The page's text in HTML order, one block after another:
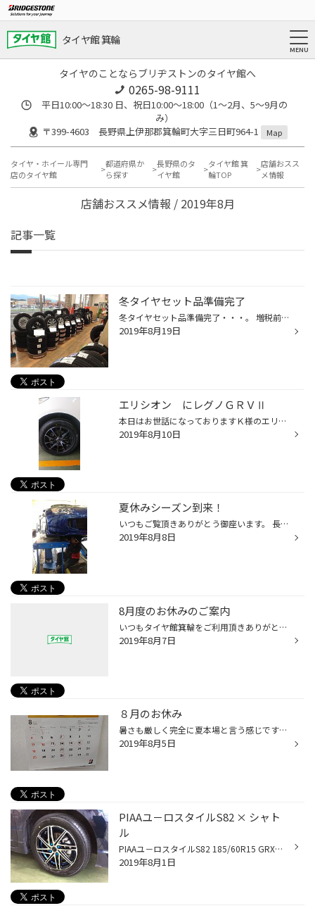
タイヤ館 箕輪
タイヤのことならブリヂストンのタイヤ館へ
0265-98-9111
平日10:00～18:30 日、祝日10:00～18:00（1～2月、5～9月の
み）
〒399-4603 長野県上伊那郡箕輪町大字三日町964-1
Map
タイヤ・ホイール専門
店のタイヤ館
都道府県か
ら探す
長野県のタ
イヤ館
タイヤ館 箕
輪TOP
店舗おスス
メ情報
店舗おススメ情報 / 2019年8月
記事一覧
冬タイヤセット品準備完了
冬タイヤセット品準備完了・・・。 増税前にご検討ください！ 長く安心してご使用いただけるように。 『塩害対策アルミホイール』あります！
2019年8月19日
エリシオン にレグノＧＲＶⅡ
本日はお世話になっておりますＫ様のエリシオンにレグノＧＲＶⅡにアルミホイールのセットでご購入頂きました！！ ホイールはシュナイダーＤＲ01 ブラックブルークリア。ブラックのジュラルミンﾅｯﾄがアクセントです。 もちろんアライメントもしっかり施工させて頂きました！！ Ｋ様ありがとう御座い...
2019年8月10日
夏休みシーズン到来！
いつもご覧頂きありがとう御座います。 長かった梅雨もやっと明け、いよいよ夏休みのシーズンですね！ 帰省やお出掛けの予定の方も沢山いらっしゃるのではないでしょうか？ 楽しい思い出作りが愛車・タイヤのトラブルで台無しになっては大変！ タイヤ館の無料安全点検で賢く準備して安心・安全にお...
2019年8月8日
8月度のお休みのご案内
いつもタイヤ館箕輪をご利用頂きありがとう御座います。 さて、8月のお休みのご案内です。 8/7（水） 8/13（火）、8/14（水）.8/15（木）8/16（金） お盆休み 8/21（水） 8/28（水） 上記の日程を従業員の充電日とさせていただきます。 宜しくお願い致します。
2019年8月7日
８月のお休み
暑さも厳しく完全に夏本場と言う感じですね。 タイヤ館箕輪のお休みのお知らせです。 今年はお盆の13日から16日まで連続休業となります。 オイル交換、タイヤ点検などご来店予定のお客さまは ご予約いただければ助かります・
2019年8月5日
PIAAユ－ロスタイルS82 × シャト
ル
PIAAユ－ロスタイルS82 185/60R15 GRXⅡ ご購入頂き、ありがとうございます。 足元ののブルーカラーが車体の色とよくマッチしています。 適度な存在感を演出した近代的なNEWデザインホイール オンリーワンなホイールをお探しの方はぜひ！
2019年8月1日